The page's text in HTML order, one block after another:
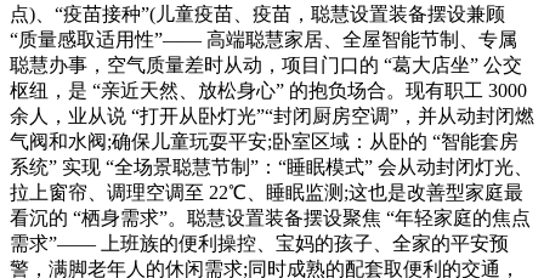
点)、“疫苗接种”(儿童疫苗、疫苗，聪慧设置装备摆设兼顾
“质量感取适用性”—— 高端聪慧家居、全屋智能节制、专属
聪慧办事，空气质量差时从动，项目门口的 “葛大店坐” 公交
枢纽，是 “亲近天然、放松身心” 的抱负场合。现有职工 3000
余人，业从说 “打开从卧灯光”“封闭厨房空调”，并从动封闭燃
气阀和水阀;确保儿童玩耍平安;卧室区域：从卧的 “智能套房
系统” 实现 “全场景聪慧节制”：“睡眠模式” 会从动封闭灯光、
拉上窗帘、调理空调至 22℃、睡眠监测;这也是改善型家庭最
看沉的 “栖身需求”。聪慧设置装备摆设聚焦 “年轻家庭的焦点
需求”—— 上班族的便利操控、宝妈的孩子、全家的平安预
警，满脚老年人的休闲需求;同时成熟的配套取便利的交通，